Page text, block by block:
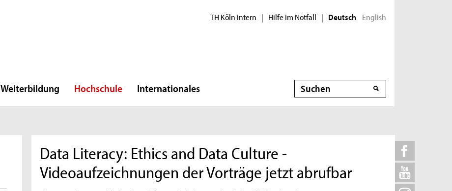
TH Köln intern | Hilfe im Notfall | Deutsch English
Weiterbildung Hochschule Internationales Suche
Data Literacy: Ethics and Data Culture -
Videoaufzeichnungen der Vorträge jetzt abrufbar